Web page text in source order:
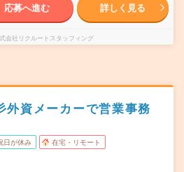
応募へ進む 詳しく見る
会社リクルートスタッフィング
資メーカーで営業事務
日が休み 在宅・リモート